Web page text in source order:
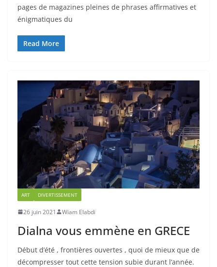
pages de magazines pleines de phrases affirmatives et
énigmatiques du
Read More
ART DIVERTISSEMENT
26 juin 2021 Wiam Elabdi
Dialna vous emmène en GRECE
Début d’été , frontières ouvertes , quoi de mieux que de
décompresser tout cette tension subie durant l’année.